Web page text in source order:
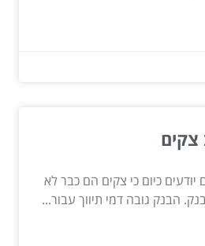
צקים
כיום כי צקים הם כבר לא
הבנק גובה דמי תיווך עבור...